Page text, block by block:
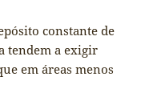
constante de
tendem a exigir
em áreas menos